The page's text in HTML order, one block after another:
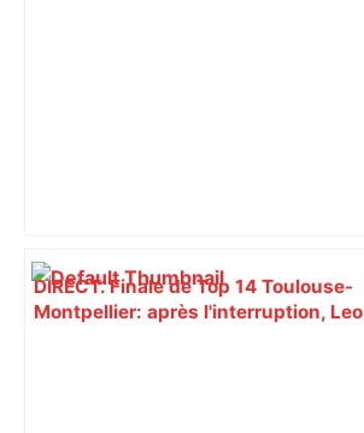
DIRECT. Finale de Top 14 Toulouse-
Montpellier: après l'interruption, Leo